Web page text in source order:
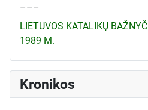
–––
LIETUVOS KATALIKŲ
1989 M.
Kronikos